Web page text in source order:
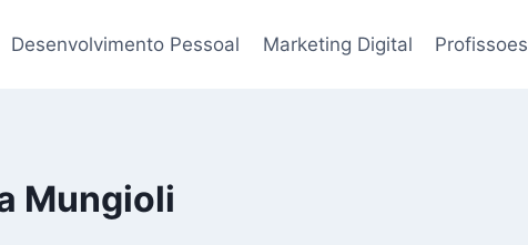
Desenvolvimento Pessoal Marketing Digital Profissoes
Mungioli